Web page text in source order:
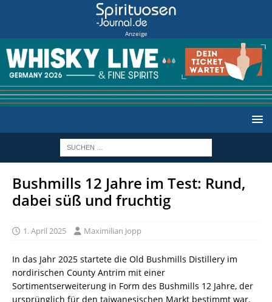
Anzeige
Bushmills 12 Jahre im Test: Rund,
dabei süß und fruchtig
1. April 2025 Maximilian Jopp
In das Jahr 2025 startete die Old Bushmills Distillery im
nordirischen County Antrim mit einer
Sortimentserweiterung in Form des Bushmills 12 Jahre, der
ursprünglich für den taiwanesischen Markt bestimmt war.